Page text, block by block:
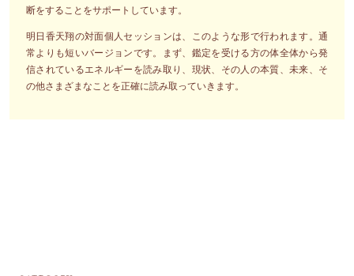
断をすることをサポートしています。
明日香天翔の対面個人セッションは、このような形で行われます。通
常よりも短いバージョンです。まず、鑑定を受ける方の体全体から発
信されているエネルギーを読み取り、現状、その人の本質、未来、そ
の他さまざまなことを正確に読み取っていきます。